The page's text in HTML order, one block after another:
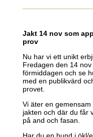
Jakt 14 nov som
prov
Nu har vi ett unikt
Fredagen den 14
förmiddagen och se
med en publikvärd
provet.
Vi äter en
jakten och där du får
på and och fasan.